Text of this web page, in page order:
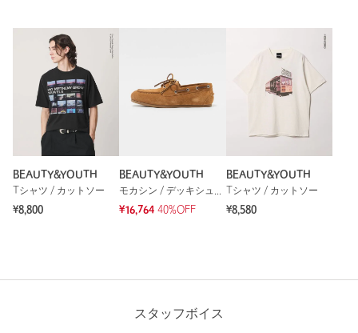
BEAUTY&YOUTH
Tシャツ / カットソー
¥8,800
BEAUTY&YOUTH
モカシン / デッキシューズ
¥16,764 40%OFF
BEAUTY&YOUTH
Tシャツ / カットソー
¥8,580
スタッフボイス